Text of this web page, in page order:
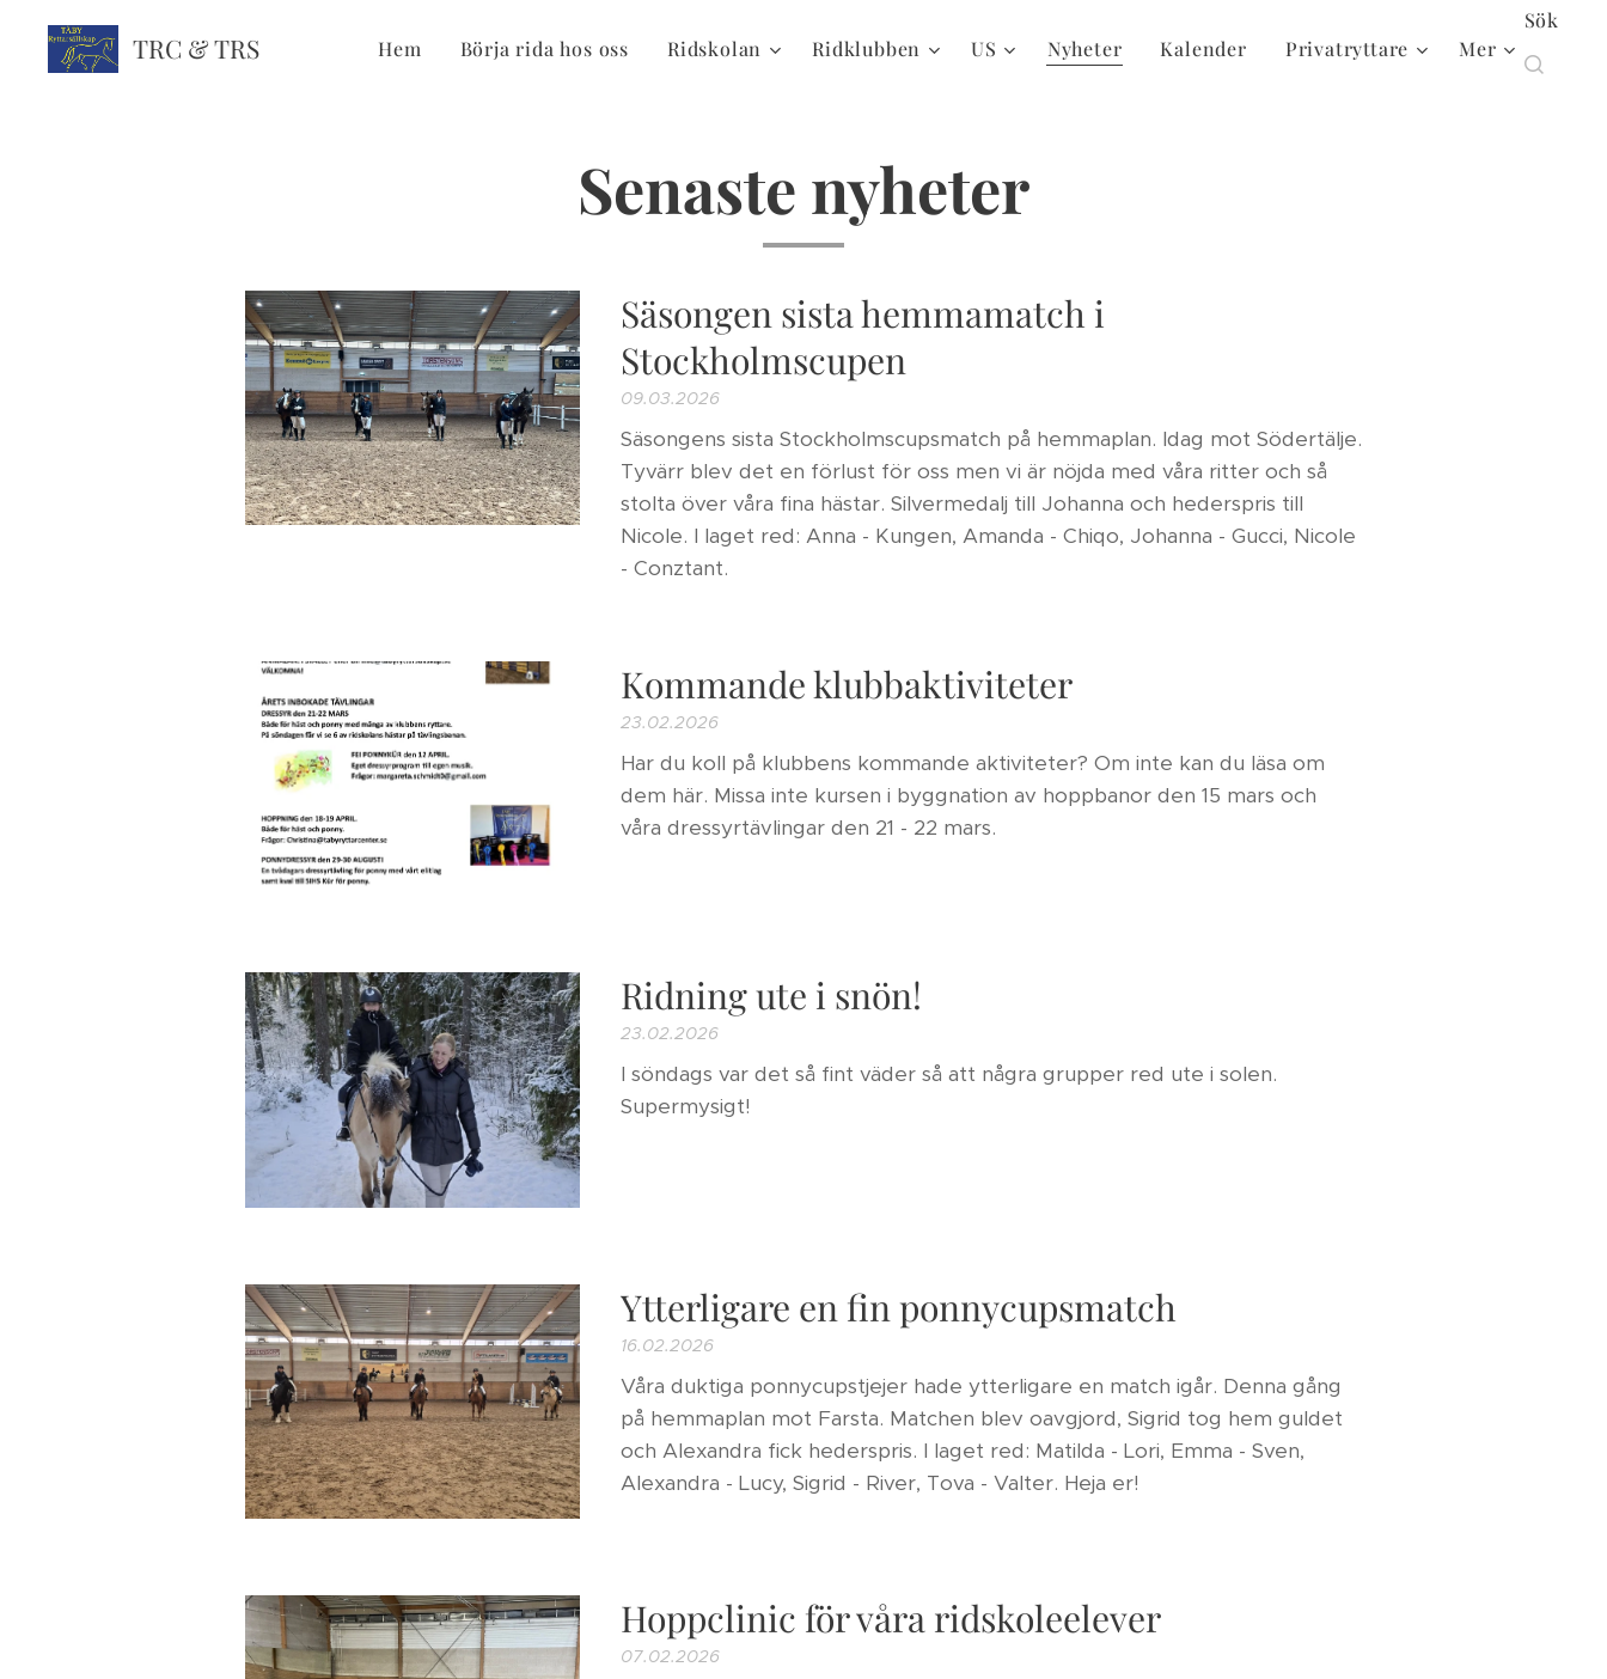
TRC & TRS Hem Börja rida hos oss Ridskolan Ridklubben US Nyheter Kalender Privatryttare Mer
Sök
Senaste nyheter
Säsongen sista hemmamatch i
Stockholmscupen
09.03.2026
Säsongens sista Stockholmscupsmatch på hemmaplan. Idag mot Södertälje.
Tyvärr blev det en förlust för oss men vi är nöjda med våra ritter och så
stolta över våra fina hästar. Silvermedalj till Johanna och hederspris till
Nicole. I laget red: Anna - Kungen, Amanda - Chiqo, Johanna - Gucci, Nicole
- Conztant.💛🧡
Kommande klubbaktiviteter
23.02.2026
Har du koll på klubbens kommande aktiviteter? Om inte kan du läsa om
dem här. Missa inte kursen i byggnation av hoppbanor den 15 mars och
våra dressyrtävlingar den 21 - 22 mars.
Ridning ute i snön!
23.02.2026
I söndags var det så fint väder så att några grupper red ute i solen.
Supermysigt!😍🌞
Ytterligare en fin ponnycupsmatch
16.02.2026
Våra duktiga ponnycupstjejer hade ytterligare en match igår. Denna gång
på hemmaplan mot Farsta. Matchen blev oavgjord, Sigrid tog hem guldet
och Alexandra fick hederspris. I laget red: Matilda - Lori, Emma - Sven,
Alexandra - Lucy, Sigrid - River, Tova - Valter. Heja er!💕🐴🤩
Hoppclinic för våra ridskoleelever
07.02.2026